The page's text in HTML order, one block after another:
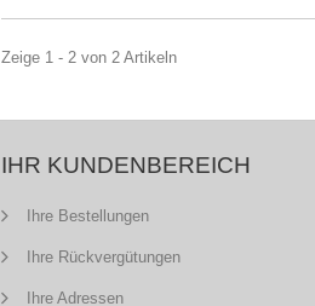
Zeige 1 - 2 von 2 Artikeln
IHR KUNDENBEREICH
Ihre Bestellungen
Ihre Rückvergütungen
Ihre Adressen